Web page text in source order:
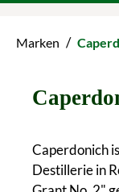
Marken /
Caperdonich
Destillerie in